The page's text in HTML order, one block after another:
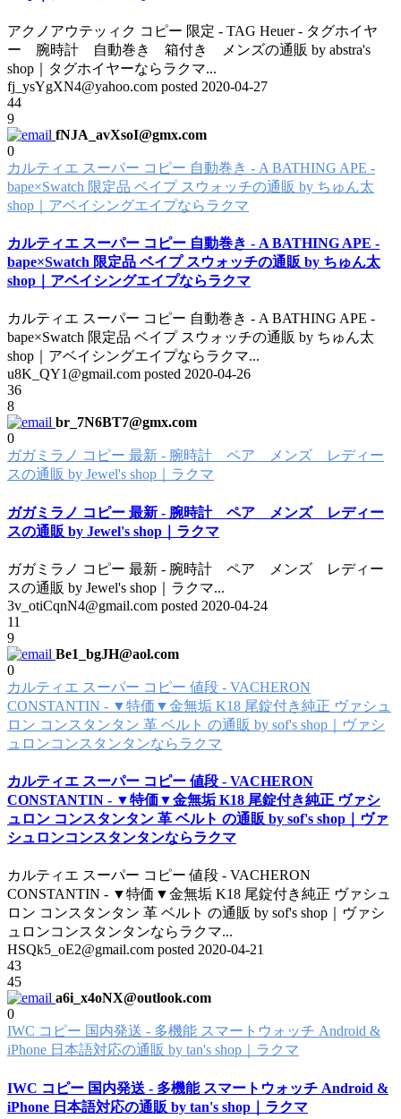
アクノアウテッィク コピー 限定 - TAG Heuer - タグホイヤ
ー 腕時計 自動巻き 箱付き メンズの通販 by abstra's
shop｜タグホイヤーならラクマ...
fj_ysYgXN4@yahoo.com posted 2020-04-27
44
9
fNJA_avXsoI@gmx.com
0
カルティエ スーパー コピー 自動巻き - A BATHING APE -
bape×Swatch 限定品 ベイプ スウォッチの通販 by ちゅん太
shop｜アベイシングエイプならラクマ
カルティエ スーパー コピー 自動巻き - A BATHING APE -
bape×Swatch 限定品 ベイプ スウォッチの通販 by ちゅん太
shop｜アベイシングエイプならラクマ
カルティエ スーパー コピー 自動巻き - A BATHING APE -
bape×Swatch 限定品 ベイプ スウォッチの通販 by ちゅん太
shop｜アベイシングエイプならラクマ...
u8K_QY1@gmail.com posted 2020-04-26
36
8
br_7N6BT7@gmx.com
0
ガガミラノ コピー 最新 - 腕時計 ペア メンズ レディー
スの通販 by Jewel's shop｜ラクマ
ガガミラノ コピー 最新 - 腕時計 ペア メンズ レディー
スの通販 by Jewel's shop｜ラクマ
ガガミラノ コピー 最新 - 腕時計 ペア メンズ レディー
スの通販 by Jewel's shop｜ラクマ...
3v_otiCqnN4@gmail.com posted 2020-04-24
11
9
Be1_bgJH@aol.com
0
カルティエ スーパー コピー 値段 - VACHERON
CONSTANTIN - ▼特価▼金無垢 K18 尾錠付き純正 ヴァシュ
ロン コンスタンタン 革 ベルト の通販 by sof's shop｜ヴァシ
ュロンコンスタンタンならラクマ
カルティエ スーパー コピー 値段 - VACHERON
CONSTANTIN - ▼特価▼金無垢 K18 尾錠付き純正 ヴァシ
ュロン コンスタンタン 革 ベルト の通販 by sof's shop｜ヴァ
シュロンコンスタンタンならラクマ
カルティエ スーパー コピー 値段 - VACHERON
CONSTANTIN - ▼特価▼金無垢 K18 尾錠付き純正 ヴァシュ
ロン コンスタンタン 革 ベルト の通販 by sof's shop｜ヴァシ
ュロンコンスタンタンならラクマ...
HSQk5_oE2@gmail.com posted 2020-04-21
43
45
a6i_x4oNX@outlook.com
0
IWC コピー 国内発送 - 多機能 スマートウォッチ Android &
iPhone 日本語対応の通販 by tan's shop｜ラクマ
IWC コピー 国内発送 - 多機能 スマートウォッチ Android &
iPhone 日本語対応の通販 by tan's shop｜ラクマ